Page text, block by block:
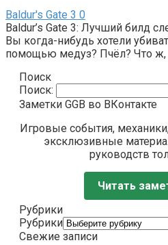
Baldur's Gate 3 0
Baldur’s Gate 3: Лучший билд
Вы когда-нибудь хотели
помощью медуз? Пчёл? Что ж,
Поиск
Поиск:
Заметки GGB во ВКонтакте
Игровые события,
эксклюзивные
руководств
Читать
Рубрики
Рубрики
Свежие записи